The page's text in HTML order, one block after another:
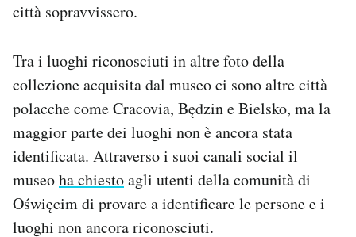
città sopravvissero.
Tra i luoghi riconosciuti in altre foto della
collezione acquisita dal museo ci sono altre città
polacche come Cracovia, Będzin e Bielsko, ma la
maggior parte dei luoghi non è ancora stata
identificata. Attraverso i suoi canali social il
museoha chiestoagli utenti della comunità di
Oświęcim di provare a identificare le persone e i
luoghi non ancora riconosciuti.